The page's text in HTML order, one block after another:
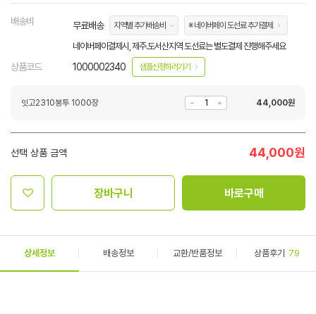
배송비 무료배송 지역별 추가배송비 ※ 네이버페이 도선료 추가결제
네이버페이결제시, 제주.도서산지역 도선료는 별도결제 진행해주세요
상품코드 1000002340 샘플신청하러가기
잇고2310봉투 1000장 44,000원
선택 상품 금액 44,000원
장바구니 바로구매
상세정보 배송정보 교환/반품정보 상품후기 79